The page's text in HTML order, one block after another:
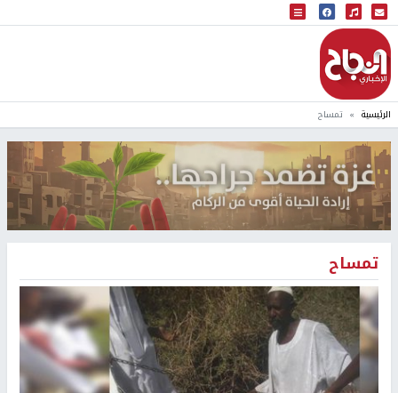
البث المباشر
إذاعة النجاح
الرئيسية تمساح
تمساح